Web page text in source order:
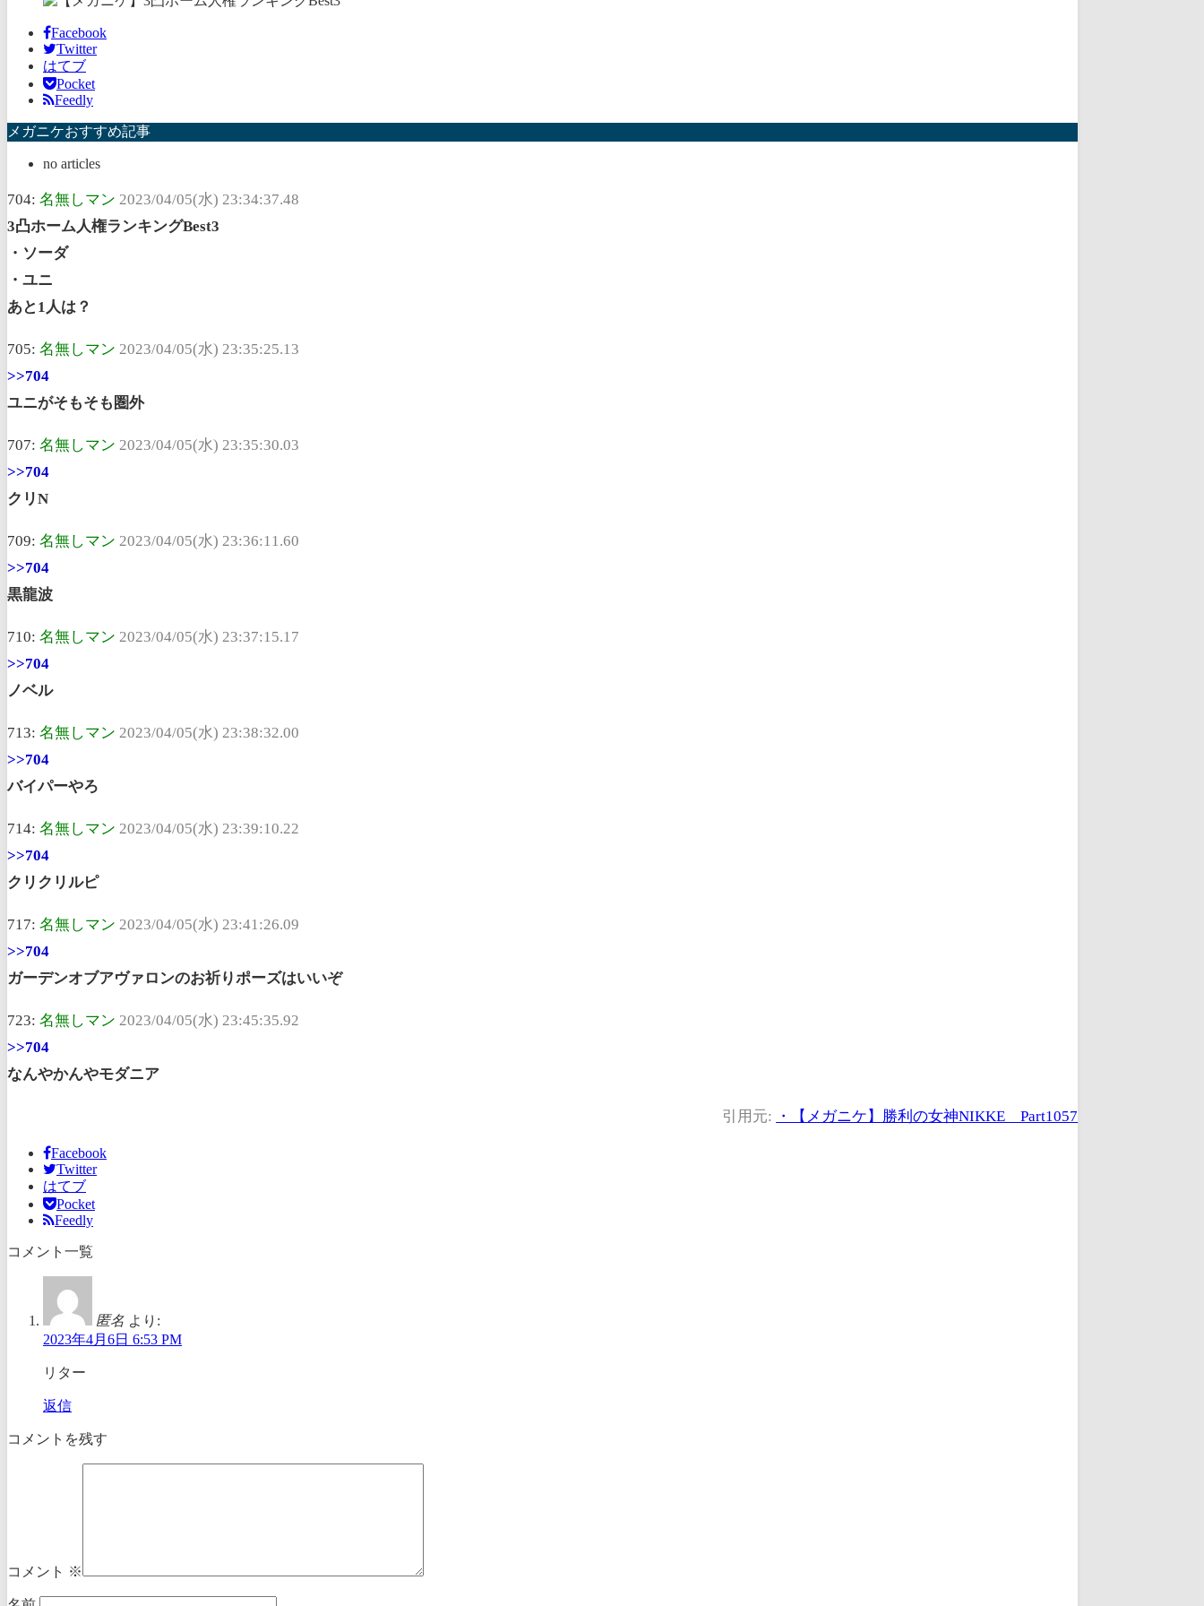
Facebook
Twitter
はてブ
Pocket
Feedly
メガニケおすすめ記事
no articles
704: 名無しマン 2023/04/05(水) 23:34:37.48
3凸ホーム人権ランキングBest3
・ソーダ
・ユニ
あと1人は？
705: 名無しマン 2023/04/05(水) 23:35:25.13
>>704
ユニがそもそも圏外
707: 名無しマン 2023/04/05(水) 23:35:30.03
>>704
クリN
709: 名無しマン 2023/04/05(水) 23:36:11.60
>>704
黒龍波
710: 名無しマン 2023/04/05(水) 23:37:15.17
>>704
ノベル
713: 名無しマン 2023/04/05(水) 23:38:32.00
>>704
バイパーやろ
714: 名無しマン 2023/04/05(水) 23:39:10.22
>>704
クリクリルピ
717: 名無しマン 2023/04/05(水) 23:41:26.09
>>704
ガーデンオブアヴァロンのお祈りポーズはいいぞ
723: 名無しマン 2023/04/05(水) 23:45:35.92
>>704
なんやかんやモダニア
引用元: ・【メガニケ】勝利の女神NIKKE Part1057
Facebook
Twitter
はてブ
Pocket
Feedly
コメント一覧
匿名 より:
2023年4月6日 6:53 PM
リター
返信
コメントを残す
コメント ※